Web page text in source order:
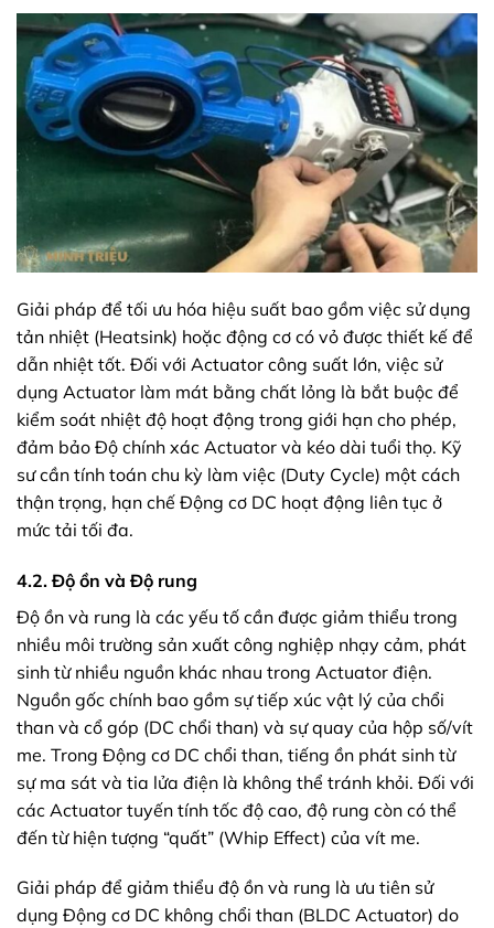
Giải pháp để tối ưu hóa hiệu suất bao gồm việc sử dụng
tản nhiệt (Heatsink) hoặc động cơ có vỏ được thiết kế để
dẫn nhiệt tốt. Đối với Actuator công suất lớn, việc sử
dụng Actuator làm mát bằng chất lỏng là bắt buộc để
kiểm soát nhiệt độ hoạt động trong giới hạn cho phép,
đảm bảo Độ chính xác Actuator và kéo dài tuổi thọ. Kỹ
sư cần tính toán chu kỳ làm việc (Duty Cycle) một cách
thận trọng, hạn chế Động cơ DC hoạt động liên tục ở
mức tải tối đa.
4.2. Độ ồn và Độ rung
Độ ồn và rung là các yếu tố cần được giảm thiểu trong
nhiều môi trường sản xuất công nghiệp nhạy cảm, phát
sinh từ nhiều nguồn khác nhau trong Actuator điện.
Nguồn gốc chính bao gồm sự tiếp xúc vật lý của chổi
than và cổ góp (DC chổi than) và sự quay của hộp số/vít
me. Trong Động cơ DC chổi than, tiếng ồn phát sinh từ
sự ma sát và tia lửa điện là không thể tránh khỏi. Đối với
các Actuator tuyến tính tốc độ cao, độ rung còn có thể
đến từ hiện tượng “quất” (Whip Effect) của vít me.
Giải pháp để giảm thiểu độ ồn và rung là ưu tiên sử
dụng Động cơ DC không chổi than (BLDC Actuator) do